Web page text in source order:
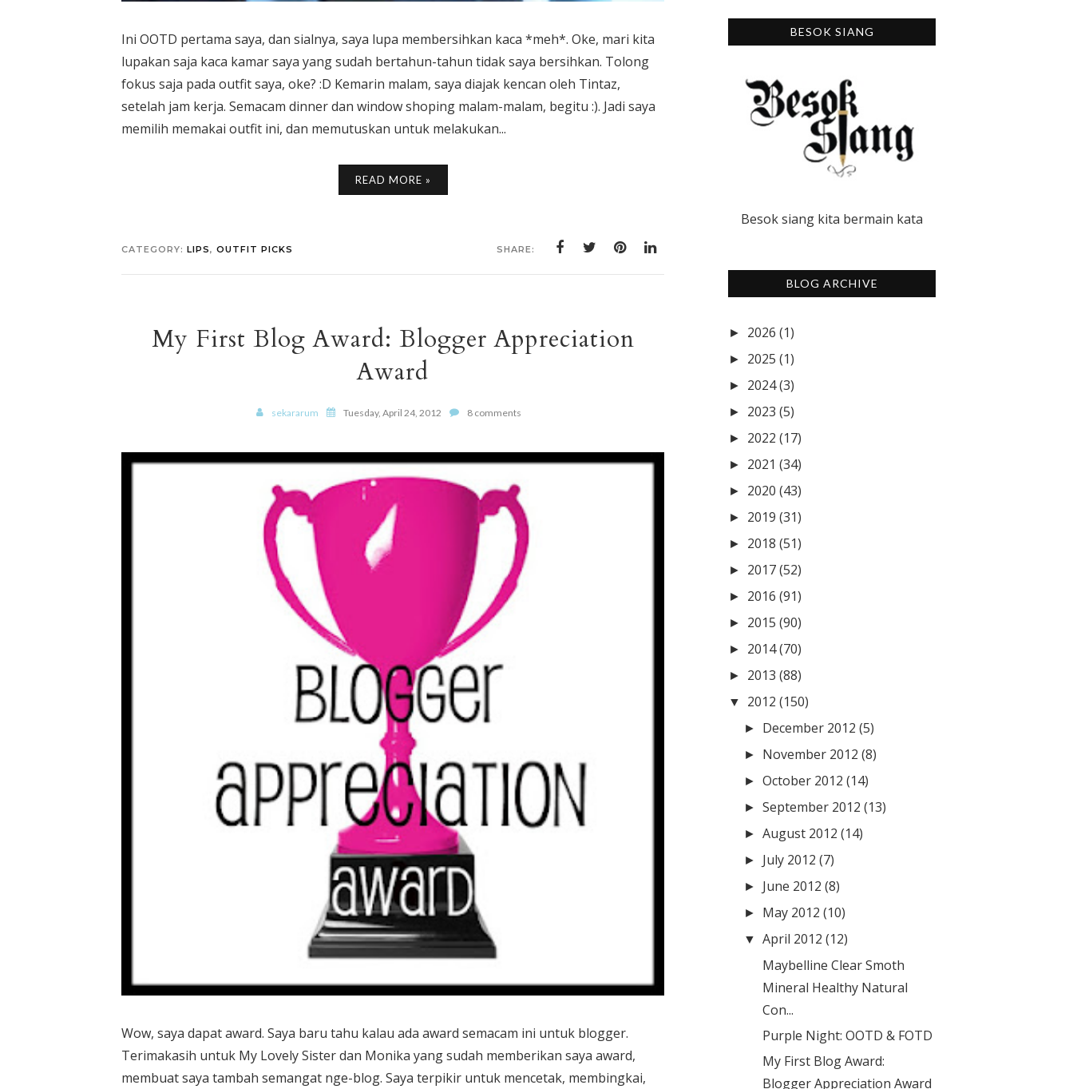
Ini OOTD pertama saya, dan sialnya, saya lupa membersihkan kaca *meh*. Oke, mari kita
lupakan saja kaca kamar saya yang sudah bertahun-tahun tidak saya bersihkan. Tolong
fokus saja pada outfit saya, oke? :D Kemarin malam, saya diajak kencan oleh Tintaz,
setelah jam kerja. Semacam dinner dan window shoping malam-malam, begitu :). Jadi saya
memilih memakai outfit ini, dan memutuskan untuk melakukan...
READ MORE »
CATEGORY: LIPS, OUTFIT PICKS SHARE:
My First Blog Award: Blogger Appreciation
Award
sekararum Tuesday, April 24, 2012 8 comments
Wow, saya dapat award. Saya baru tahu kalau ada award semacam ini untuk blogger.
Terimakasih untuk My Lovely Sister dan Monika yang sudah memberikan saya award,
membuat saya tambah semangat nge-blog. Saya terpikir untuk mencetak, membingkai,
BESOK SIANG
Besok siang kita bermain kata
BLOG ARCHIVE
► 2026 (1)
► 2025 (1)
► 2024(3)
► 2023 (5)
► 2022 (17)
► 2021 (34)
► 2020 (43)
► 2019 (31)
► 2018 (51)
► 2017(52)
► 2016 (91)
► 2015 (90)
► 2014(70)
► 2013 (88)
▼ 2012 (150)
► December 2012 (5)
► November 2012 (8)
►October 2012 (14)
►September 2012 (13)
►August 2012 (14)
► July 2012 (7)
► June 2012 (8)
► May 2012 (10)
▼ April 2012 (12)
Maybelline Clear Smoth
Mineral Healthy Natural
Con...
Purple Night: OOTD & FOTD
My First Blog Award:
Blogger Appreciation Award